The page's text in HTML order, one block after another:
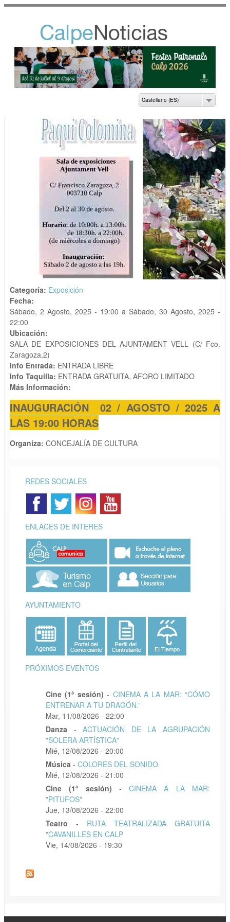
principal
NOTICIAS DEL
AYUNTAMIENTO DE
Castellano (ES)
Categoría: Exposición
Fecha:
Sábado, 2 Agosto, 2025 - 19:00 a Sábado, 30 Agosto, 2025 -
22:00
Ubicación:
SALA DE EXPOSICIONES DEL AJUNTAMENT VELL (C/ Fco.
Zaragoza,2)
Info Entrada: ENTRADA LIBRE
Info Taquilla: ENTRADA GRATUITA, AFORO LIMITADO
Más Información:
INAUGURACIÓN 02 / AGOSTO / 2025 A
LAS 19:00 HORAS
Organiza: CONCEJALÍA DE CULTURA
REDES SOCIALES
ENLACES DE INTERÉS
AYUNTAMIENTO
PRÓXIMOS EVENTOS
Cine (1ª sesión) - CINEMA A LA MAR: “CÓMO
ENTRENAR A TU DRAGÓN.”
Mar, 11/08/2026 - 22:00
Danza
-ACTUACIÓN DE LA AGRUPACIÓN
"SOLERA ARTÍSTICA"
Mié, 12/08/2026 - 20:00
Música - COLORES DEL SONIDO
Mié, 12/08/2026 - 21:00
Cine (1ª sesión)
-CINEMA A LA MAR:
"PITUFOS"
Jue, 13/08/2026 - 22:00
Teatro
- RUTA TEATRALIZADA GRATUITA
"CAVANILLES EN CALP
Vie, 14/08/2026 - 19:30